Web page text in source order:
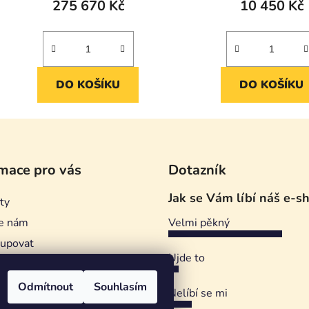
Odmítnout Souhlasím
275 670 Kč
DO KOŠÍKU
10 450 Kč
DO KOŠÍKU
pro vás
nám
podmínky
ochrany osobních údajů
Dotazník
Jak se Vám líbí náš e-
Velmi pěkný
Ujde to
Nelíbí se mi